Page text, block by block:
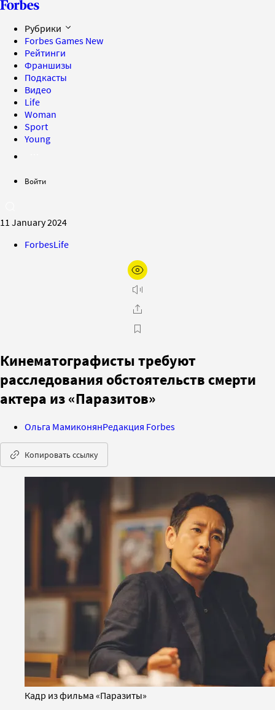
Рубрики
Forbes Games New
Рейтинги
Франшизы
Подкасты
Видео
Life
Woman
Sport
Young
Войти
11 January 2024
ForbesLife
Кинематографисты требуют
расследования обстоятельств смерти
актера из «Паразитов»
Ольга МамиконянРедакция Forbes
Копировать ссылку
Кадр из фильма «Паразиты»